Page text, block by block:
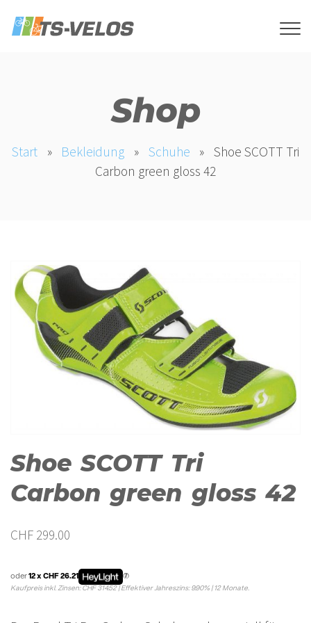
Shop
Start » Bekleidung » Schuhe » Shoe SCOTT Tri
Carbon green gloss 42
Shoe SCOTT Tri
Carbon green gloss 42
CHF 299.00
oder12 x CHF 26.21
Kaufpreis inkl. Zinsen: CHF 314.52 | Effektiver Jahreszins: 9.90% | 12 Monate.